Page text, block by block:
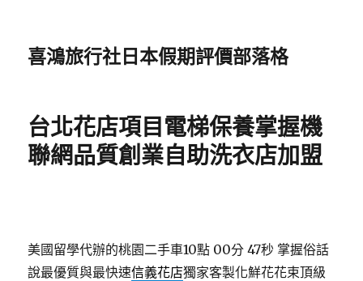
喜鴻旅行社日本假期評價部落格
台北花店項目電梯保養掌握機
聯網品質創業自助洗衣店加盟
美國留學代辦的桃園二手車10點 00分 47秒 掌握俗話
說最優質與最快速信義花店獨家客製化鮮花花束頂級